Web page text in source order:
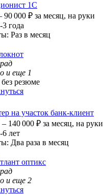
1С
90 000 ₽ за месяц, на руки
года
Раз в месяц
и еще 1
резюме
на участок банк-клиент
– 140 000 ₽ за месяц, на руки
лет
Два раза в месяц
оптикс
и еще 2